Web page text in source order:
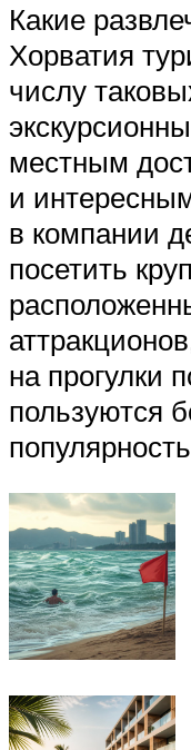
Какие
Хорватия
числу
местным
и
в компании
посетить
на прогулки
пользуются